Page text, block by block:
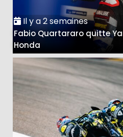
Il y a 2 semaines
Fabio Quartararo quitte
Honda